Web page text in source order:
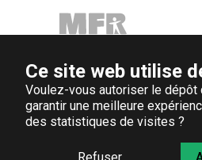
Ce site web utilise
Voulez-vous autoriser le dépôt
garantir une meilleure
des statistiques de visites ?